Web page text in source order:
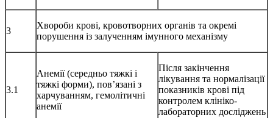
3
Хвороби крові, кровотворних органів та окремі
порушення із залученням імунного механізму
3.1
Анемії (середньо тяжкі і
тяжкі форми), пов’язані з
харчуванням, гемолітичні
анемії
Після закінчення
лікування та нормалізації
показників крові під
контролем клініко-
лабораторних досліджень